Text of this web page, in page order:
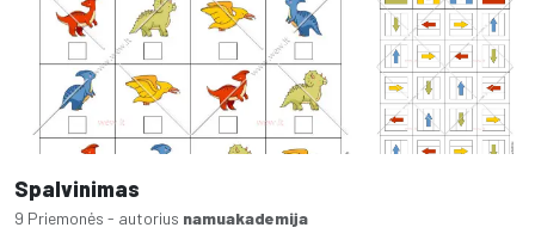
Spalvinimas
9 Priemonės - autorius namuakademija